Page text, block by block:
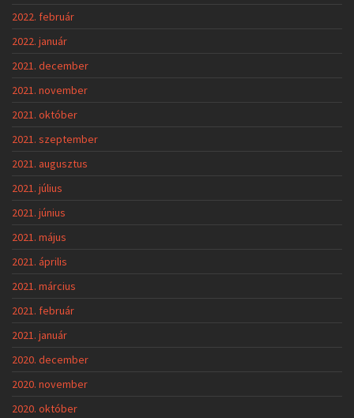
2022. február
2022. január
2021. december
2021. november
2021. október
2021. szeptember
2021. augusztus
2021. július
2021. június
2021. május
2021. április
2021. március
2021. február
2021. január
2020. december
2020. november
2020. október